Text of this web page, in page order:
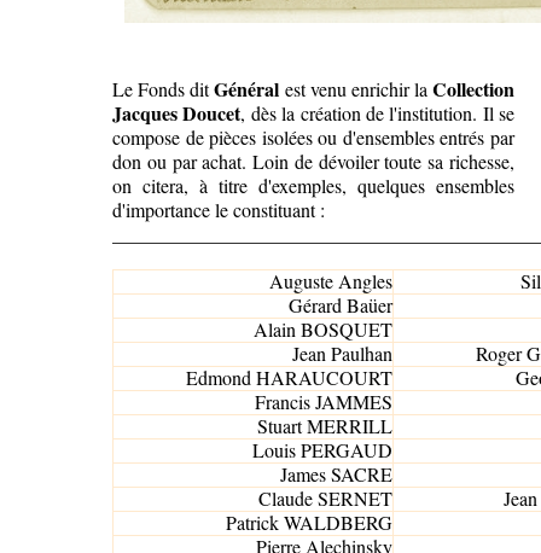
Le Fonds ditGénéral est venu enrichir la Collection
Jacques Doucet, dès la création de l'institution. Il se
compose de pièces isolées ou d'ensembles entrés par
don ou par achat. Loin de dévoiler toute sa richesse,
on citera, à titre d'exemples, quelques ensembles
d'importance le constituant :
Auguste Angles
Gérard Baüer
Alain BOSQUET
Jean Paulhan
Roger
Edmond HARAUCOURT
Francis JAMMES
Stuart MERRILL
Louis PERGAUD
James SACRE
Claude SERNET
Patrick WALDBERG
Pierre Alechinsky